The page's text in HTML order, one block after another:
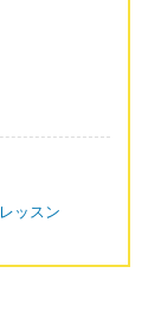
ッスン